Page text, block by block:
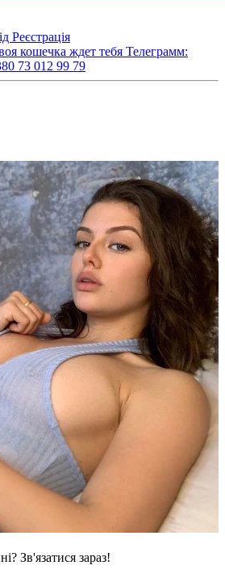
Реєстрація
кошечка ждет тебя Телеграмм:
73 012 99 79
Зв'язатися зараз!